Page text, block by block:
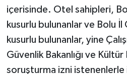
içerisinde. Otel sahipleri,
kusurlu bulunanlar ve Bolu
kusurlu bulunanlar, yine
Güvenlik Bakanlığı ve Kültür
soruşturma izni istenenlerle